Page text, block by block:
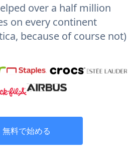
over a half million
on every continent
because of course not)
無料で始める